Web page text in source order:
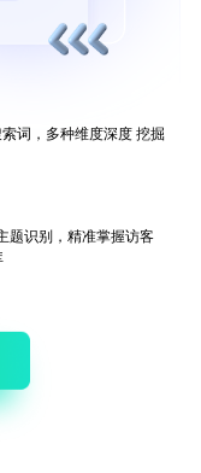
词，多种维度深度 挖掘
题识别，精准掌握访客